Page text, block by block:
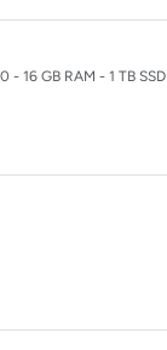
16 GB RAM - 1 TB SSD